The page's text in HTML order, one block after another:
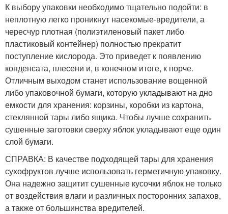
К выбору упаковки необходимо тщательно подойти: в
неплотную легко проникнут насекомые-вредители, а
чересчур плотная (полиэтиленовый пакет либо
пластиковый контейнер) полностью прекратит
поступление кислорода. Это приведет к появлению
конденсата, плесени и, в конечном итоге, к порче.
Отличным выходом станет использование вощенной
либо упаковочной бумаги, которую укладывают на дно
емкости для хранения: корзины, коробки из картона,
стеклянной тары либо ящика. Чтобы лучше сохранить
сушенные заготовки сверху яблок укладывают еще один
слой бумаги.
СПРАВКА: В качестве подходящей тары для хранения
сухофруктов лучше использовать герметичную упаковку.
Она надежно защитит сушенные кусочки яблок не только
от воздействия влаги и различных посторонних запахов,
а также от большинства вредителей.